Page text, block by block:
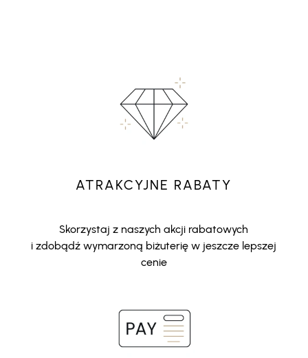
ATRAKCYJNE RABATY
Skorzystaj z naszych akcji rabatowych
i zdobądź wymarzoną biżuterię w jeszcze lepszej
cenie